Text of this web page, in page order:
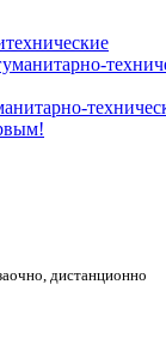
дистанционно